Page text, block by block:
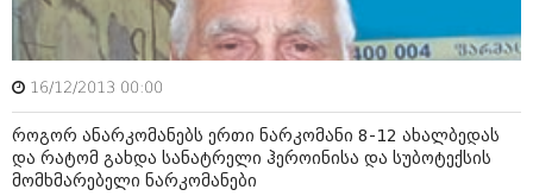
16/12/2013 00:00
როგორ ანარკომანებს ერთი ნარკომანი 8-12 ახალბედას
და რატომ გახდა სანატრელი ჰეროინისა და სუბოტექსის
მომხმარებელი ნარკომანები